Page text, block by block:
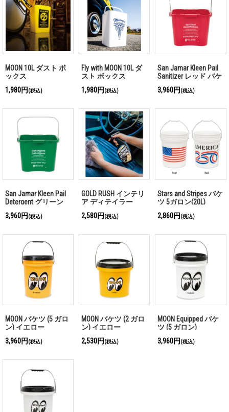
MOON 10L ダスト ボ
ックス
1,980円 (税込)
Fly with MOON 10L ダ
スト ボックス
1,980円 (税込)
San Jamar Kleen Pail
Sanitizer レッド バケ
ツ 5L
3,960円 (税込)
San Jamar Kleen Pail
Detergent グリーン
3,960円 (税込)
GOLD RUSH インテリ
ア ディテイラー
2,580円 (税込)
Stars and Stripes バケ
ツ 5ガロン(20L)
2,860円 (税込)
MOON バケツ (5 ガロ
ン) イエロー
3,960円 (税込)
MOON バケツ (2 ガロ
ン) イエロー
2,530円 (税込)
MOON Equipped バケ
ツ (5 ガロン)
3,960円 (税込)